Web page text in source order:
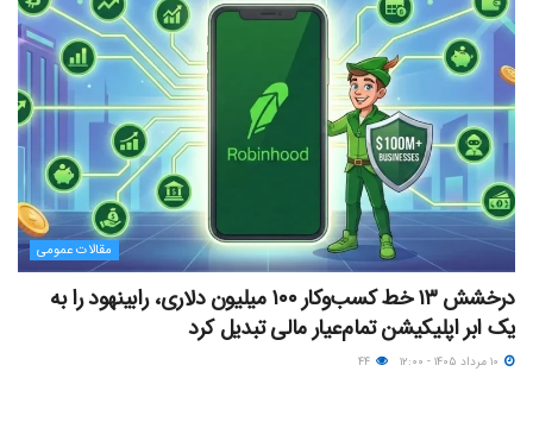
مقالات عمومی
درخشش ۱۳ خط کسب‌وکار ۱۰۰ میلیون دلاری، رابینهود را به
یک ابر اپلیکیشن تمام‌عیار مالی تبدیل کرد